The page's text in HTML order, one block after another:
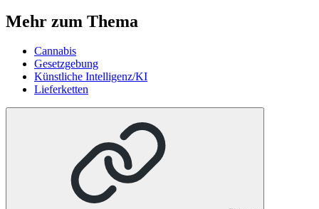
Mehr zum Thema
Cannabis
Gesetzgebung
Künstliche Intelligenz/KI
Lieferketten